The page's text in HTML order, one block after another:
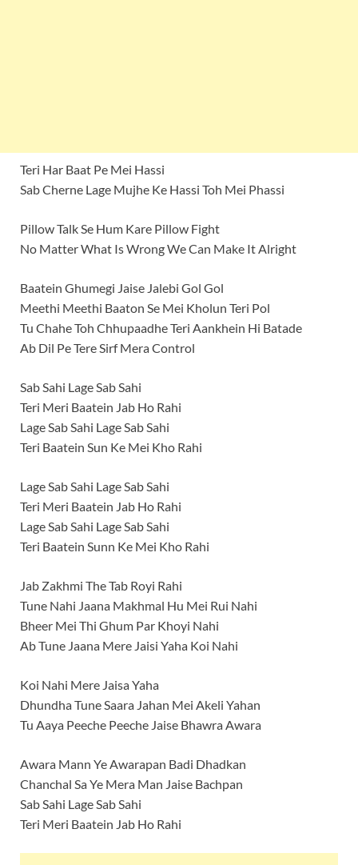
Teri Har Baat Pe Mei Hassi
Sab Cherne Lage Mujhe Ke Hassi Toh Mei Phassi
Pillow Talk Se Hum Kare Pillow Fight
No Matter What Is Wrong We Can Make It Alright
Baatein Ghumegi Jaise Jalebi Gol Gol
Meethi Meethi Baaton Se Mei Kholun Teri Pol
Tu Chahe Toh Chhupaadhe Teri Aankhein Hi Batade
Ab Dil Pe Tere Sirf Mera Control
Sab Sahi Lage Sab Sahi
Teri Meri Baatein Jab Ho Rahi
Lage Sab Sahi Lage Sab Sahi
Teri Baatein Sun Ke Mei Kho Rahi
Lage Sab Sahi Lage Sab Sahi
Teri Meri Baatein Jab Ho Rahi
Lage Sab Sahi Lage Sab Sahi
Teri Baatein Sunn Ke Mei Kho Rahi
Jab Zakhmi The Tab Royi Rahi
Tune Nahi Jaana Makhmal Hu Mei Rui Nahi
Bheer Mei Thi Ghum Par Khoyi Nahi
Ab Tune Jaana Mere Jaisi Yaha Koi Nahi
Koi Nahi Mere Jaisa Yaha
Dhundha Tune Saara Jahan Mei Akeli Yahan
Tu Aaya Peeche Peeche Jaise Bhawra Awara
Awara Mann Ye Awarapan Badi Dhadkan
Chanchal Sa Ye Mera Man Jaise Bachpan
Sab Sahi Lage Sab Sahi
Teri Meri Baatein Jab Ho Rahi